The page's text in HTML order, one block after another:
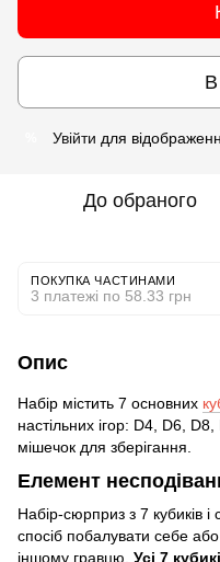
В
Увійти для
До обраного
ПОКУПКА ЧАСТИНАМИ
3 платежі по 58.33 грн
Опис
Набір містить 7 основних
настільних ігор: D4, D6,
мішечок для зберігання.
Елемент
Набір-сюрприз з 7 кубиків
спосіб побалувати себе
іншому гравцю. Усі 7